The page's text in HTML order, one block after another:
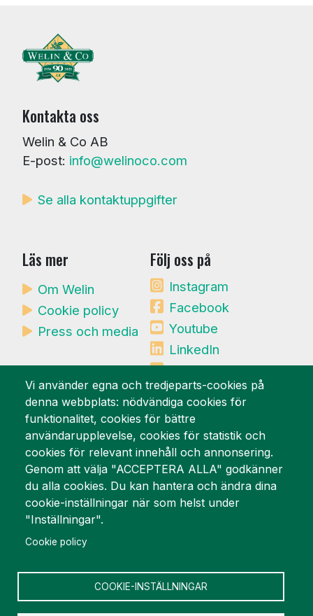
Kontakta oss
Welin & Co AB
E-post: info@welinoco.com
Se alla kontaktuppgifter
Läs mer
Om Welin
Cookie policy
Press och media
Följ oss på
Instagram
Facebook
Youtube
LinkedIn
Mynewsdesk
Vi är stolta över
Vi använder egna och tredjeparts-cookies på
denna webbplats: nödvändiga cookies för
funktionalitet, cookies för bättre
användarupplevelse, cookies för statistik och
cookies för relevant innehåll och annonsering.
Genom att välja "ACCEPTERA ALLA" godkänner
du alla cookies. Du kan hantera och ändra dina
cookie-inställningar när som helst under
"Inställningar".
Cookie policy
COOKIE-INSTÄLLNINGAR